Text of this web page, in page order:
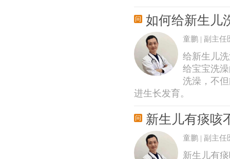
如何给新生儿
童鹏 | 副主任
给新生儿
给宝宝洗
洗澡，不
进生长发育。
新生儿有痰咳
童鹏 | 副主任
新生儿有